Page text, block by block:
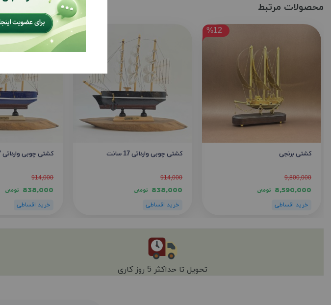
محصولات مرتبط
%12
کشتی برنجی
9,800,000
8,590,000 تومان
%8
کشتی چوبی وارداتی 17 سانت
914,000
838,000 تومان
کشتی چوبی وارداتی 17 سانت
914,000
838,000 تومان
تحویل تا حداکثر 5 روز کاری